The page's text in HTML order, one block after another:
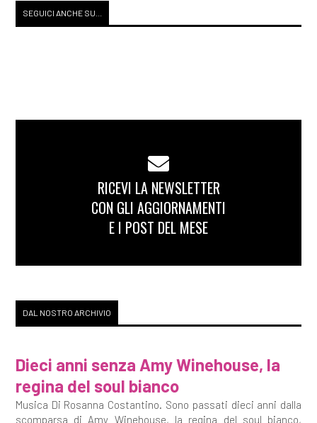
SEGUICI ANCHE SU...
RICEVI LA NEWSLETTER
CON GLI AGGIORNAMENTI
E I POST DEL MESE
DAL NOSTRO ARCHIVIO
Dieci anni senza Amy Winehouse, la
regina del soul bianco
Musica Di Rosanna Costantino. Sono passati dieci anni dalla
scomparsa di Amy Winehouse, la regina del soul bianco,